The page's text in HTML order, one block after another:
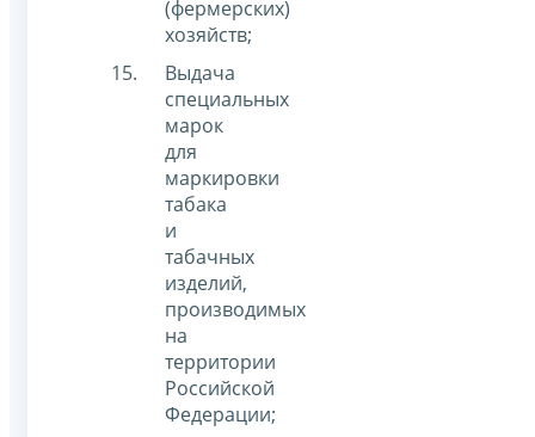
(фермерских)
хозяйств;
Выдача
специальных
марок
для
маркировки
табака
и
табачных
изделий,
производимых
на
территории
Российской
Федерации;